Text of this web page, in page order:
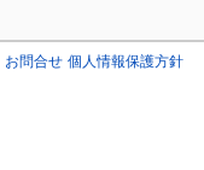
お問合せ 個人情報保護方針